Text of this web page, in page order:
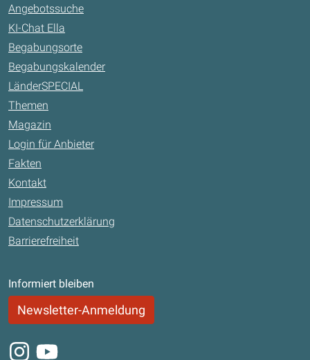
Angebotssuche
KI-Chat Ella
Begabungsorte
Begabungskalender
LänderSPECIAL
Themen
Magazin
Login für Anbieter
Fakten
Kontakt
Impressum
Datenschutzerklärung
Barrierefreiheit
Informiert bleiben
Newsletter-Anmeldung
Instagram
Youtube